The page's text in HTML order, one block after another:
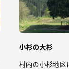
小杉の大杉
村内の小杉地区